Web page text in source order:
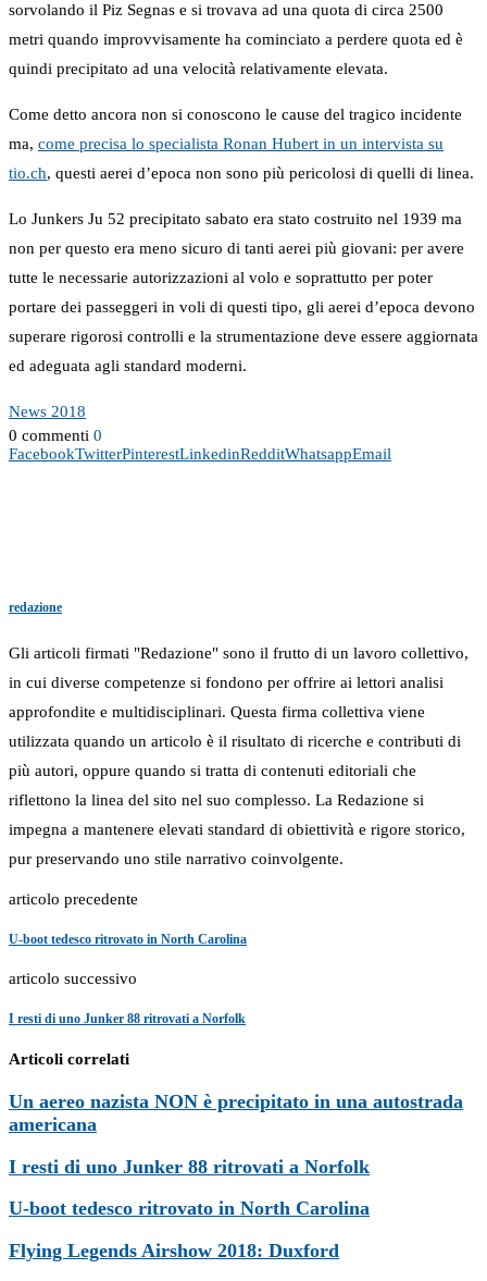
sorvolando il Piz Segnas e si trovava ad una quota di circa 2500
metri quando improvvisamente ha cominciato a perdere quota ed è
quindi precipitato ad una velocità relativamente elevata.
Come detto ancora non si conoscono le cause del tragico incidente
ma, come precisa lo specialista Ronan Hubert in un intervista su
tio.ch, questi aerei d’epoca non sono più pericolosi di quelli di linea.
Lo Junkers Ju 52 precipitato sabato era stato costruito nel 1939 ma
non per questo era meno sicuro di tanti aerei più giovani: per avere
tutte le necessarie autorizzazioni al volo e soprattutto per poter
portare dei passeggeri in voli di questi tipo, gli aerei d’epoca devono
superare rigorosi controlli e la strumentazione deve essere aggiornata
ed adeguata agli standard moderni.
News 2018
0 commenti 0
FacebookTwitterPinterestLinkedinRedditWhatsappEmail
redazione
Gli articoli firmati "Redazione" sono il frutto di un lavoro collettivo,
in cui diverse competenze si fondono per offrire ai lettori analisi
approfondite e multidisciplinari. Questa firma collettiva viene
utilizzata quando un articolo è il risultato di ricerche e contributi di
più autori, oppure quando si tratta di contenuti editoriali che
riflettono la linea del sito nel suo complesso. La Redazione si
impegna a mantenere elevati standard di obiettività e rigore storico,
pur preservando uno stile narrativo coinvolgente.
articolo precedente
U-boot tedesco ritrovato in North Carolina
articolo successivo
I resti di uno Junker 88 ritrovati a Norfolk
Articoli correlati
Un aereo nazista NON è precipitato in una autostrada
americana
I resti di uno Junker 88 ritrovati a Norfolk
U-boot tedesco ritrovato in North Carolina
Flying Legends Airshow 2018: Duxford